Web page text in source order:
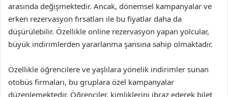
arasında değişmektedir. Ancak, dönemsel kampanyalar ve
erken rezervasyon fırsatları ile bu fiyatlar daha da
düşürülebilir. Özellikle online rezervasyon yapan yolcular,
büyük indirimlerden yararlanma şansına sahip olmaktadır.
Özellikle öğrencilere ve yaşlılara yönelik indirimler sunan
otobüs firmaları, bu gruplara özel kampanyalar
düzenlemektedir. Öğrenciler, kimliklerini ibraz ederek bilet